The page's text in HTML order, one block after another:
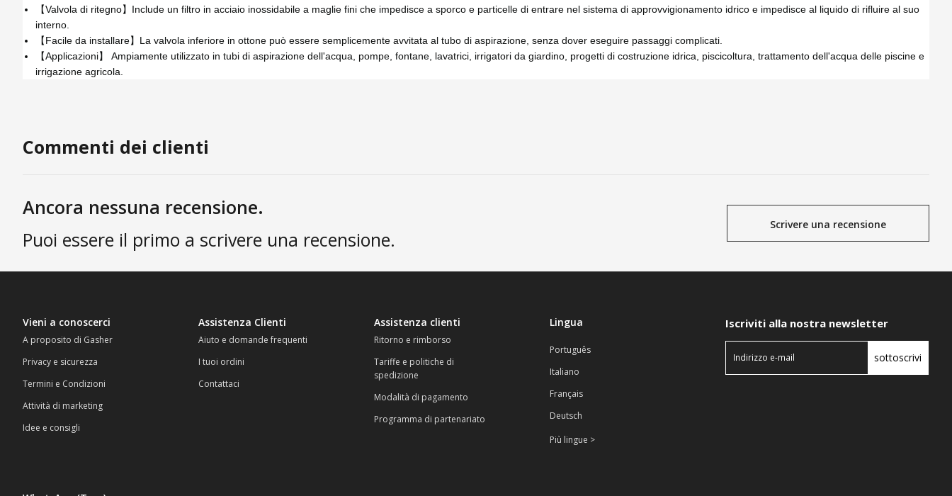
【Valvola di ritegno】Include un filtro in acciaio inossidabile a maglie fini che impedisce a sporco e particelle di entrare nel sistema di approvvigionamento idrico e impedisce al liquido di rifluire al suo
interno.
【Facile da installare】La valvola inferiore in ottone può essere semplicemente avvitata al tubo di aspirazione, senza dover eseguire passaggi complicati.
【Applicazioni】 Ampiamente utilizzato in tubi di aspirazione dell'acqua, pompe, fontane, lavatrici, irrigatori da giardino, progetti di costruzione idrica, piscicoltura, trattamento dell'acqua delle piscine e
irrigazione agricola.
Commenti dei clienti
Ancora nessuna recensione.
Puoi essere il primo a scrivere una recensione.
Scrivere una recensione
Vieni a conoscerci
A proposito di Gasher
Privacy e sicurezza
Termini e Condizioni
Attività di marketing
Idee e consigli
Assistenza Clienti
Aiuto e domande frequenti
I tuoi ordini
Contattaci
Assistenza clienti
Ritorno e rimborso
Tariffe e politiche di
spedizione
Modalità di pagamento
Programma di partenariato
Lingua
Português
Italiano
Français
Deutsch
Più lingue >
Iscriviti alla nostra newsletter
sottoscrivi